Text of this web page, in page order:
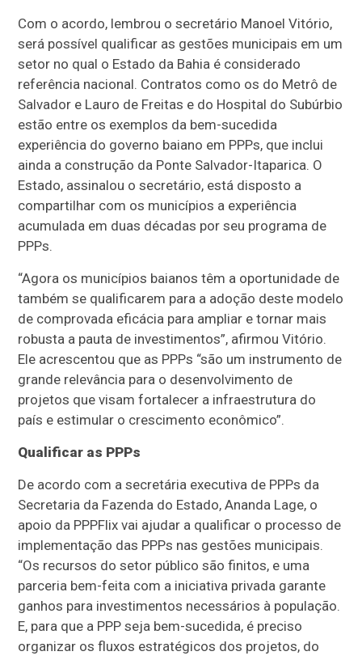
Com o acordo, lembrou o secretário Manoel Vitório,
será possível qualificar as gestões municipais em um
setor no qual o Estado da Bahia é considerado
referência nacional. Contratos como os do Metrô de
Salvador e Lauro de Freitas e do Hospital do Subúrbio
estão entre os exemplos da bem-sucedida
experiência do governo baiano em PPPs, que inclui
ainda a construção da Ponte Salvador-Itaparica. O
Estado, assinalou o secretário, está disposto a
compartilhar com os municípios a experiência
acumulada em duas décadas por seu programa de
PPPs.
“Agora os municípios baianos têm a oportunidade de
também se qualificarem para a adoção deste modelo
de comprovada eficácia para ampliar e tornar mais
robusta a pauta de investimentos”, afirmou Vitório.
Ele acrescentou que as PPPs “são um instrumento de
grande relevância para o desenvolvimento de
projetos que visam fortalecer a infraestrutura do
país e estimular o crescimento econômico”.
Qualificar as PPPs
De acordo com a secretária executiva de PPPs da
Secretaria da Fazenda do Estado, Ananda Lage, o
apoio da PPPFlix vai ajudar a qualificar o processo de
implementação das PPPs nas gestões municipais.
“Os recursos do setor público são finitos, e uma
parceria bem-feita com a iniciativa privada garante
ganhos para investimentos necessários à população.
E, para que a PPP seja bem-sucedida, é preciso
organizar os fluxos estratégicos dos projetos, do